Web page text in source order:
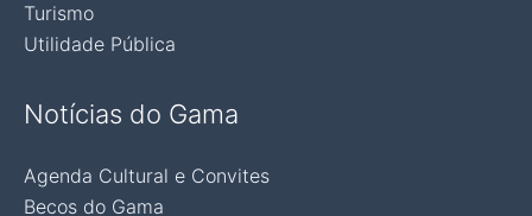
Turismo
Utilidade Pública
Notícias do Gama
Agenda Cultural e Convites
Becos do Gama